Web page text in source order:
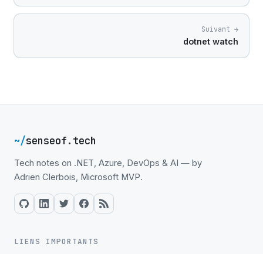
Suivant →
dotnet watch
~/senseof.tech
Tech notes on .NET, Azure, DevOps & AI — by
Adrien Clerbois, Microsoft MVP.
LIENS IMPORTANTS